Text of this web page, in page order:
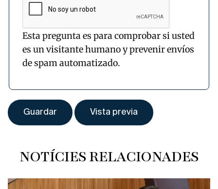
Esta pregunta es para comprobar si usted
es un visitante humano y prevenir envíos
de spam automatizado.
NOTÍCIES RELACIONADES